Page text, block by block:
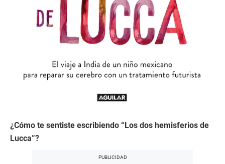
¿Cómo te sentiste escribiendo “Los dos hemisferios de
Lucca”?